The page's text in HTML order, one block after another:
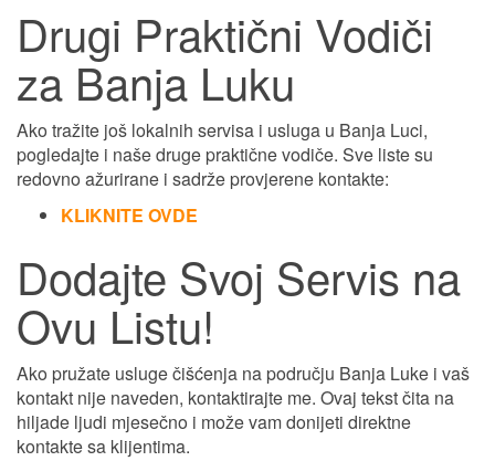
Drugi Praktični Vodiči
za Banja Luku
Ako tražite još lokalnih servisa i usluga u Banja Luci,
pogledajte i naše druge praktične vodiče. Sve liste su
redovno ažurirane i sadrže provjerene kontakte:
KLIKNITE OVDE
Dodajte Svoj Servis na
Ovu Listu!
Ako pružate usluge čišćenja na području Banja Luke i vaš
kontakt nije naveden, kontaktirajte me. Ovaj tekst čita na
hiljade ljudi mjesečno i može vam donijeti direktne
kontakte sa klijentima.